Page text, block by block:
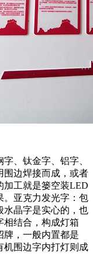
、钛金字、铝字、
围边焊接而成，或者
加工就是篓空装LED
。亚克力发光字：包
水晶字是实心的，也
相结合，构成灯箱
牌，一般内置都是
机围边字内打灯则成